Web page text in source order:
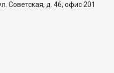
Советская, д. 46, офис 201